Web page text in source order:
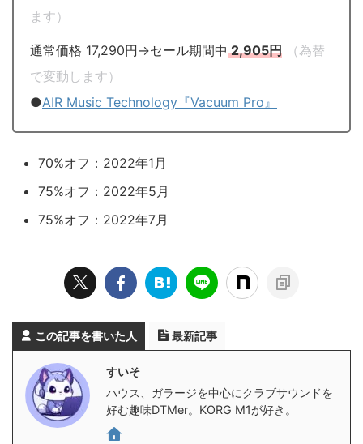
ます）
通常価格 17,290円→セール期間中2,905円
（為替
で変動します）
●AIR Music Technology『Vacuum Pro』
70%オフ：2022年1月
75%オフ：2022年5月
75%オフ：2022年7月
この記事を書いた人 最新記事
すいそ
ハウス、ガラージを中心にクラブサウンドを
好む趣味DTMer。KORG M1が好き。